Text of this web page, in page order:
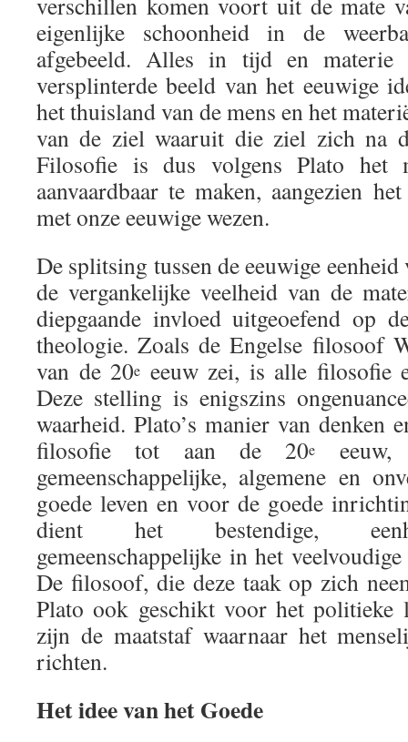
eigenlijke schoonheid in de
afgebeeld. Alles in tijd en materie
versplinterde beeld van het eeuwige
het thuisland van de mens en het
van de ziel waaruit die ziel zich na
Filosofie is dus volgens Plato het
aanvaardbaar te maken, aangezien
met onze eeuwige wezen.
De splitsing tussen de eeuwige eenheid
de vergankelijke veelheid van de
diepgaande invloed uitgeoefend op
theologie. Zoals de Engelse filosoof
van de 20e eeuw zei, is alle filosofie
Deze stelling is enigszins
waarheid. Plato’s manier van denken
filosofie tot aan de 20e
gemeenschappelijke, algemene en
goede leven en voor de goede
dient het bestendige,
gemeenschappelijke in het
De filosoof, die deze taak op zich
Plato ook geschikt voor het politieke
zijn de maatstaf waarnaar het
richten.
Het idee van het Goede